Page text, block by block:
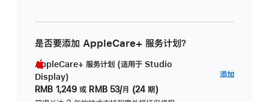
是否要添加 AppleCare+ 服务计划？
AppleCare+ 服务计划 (适用于 Studio
Display)
RMB 1,249 或 RMB 53/月 (24 期)
添加